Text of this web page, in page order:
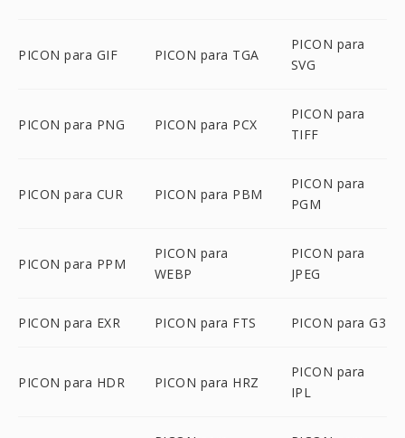
PICON para GIF PICON para TGA
PICON para
SVG
PICON para PNG PICON para PCX
PICON para
TIFF
PICON para CUR PICON para PBM
PICON para
PGM
PICON para PPM
PICON para
WEBP
PICON para
JPEG
PICON para EXR PICON para FTS PICON para G3
PICON para HDR PICON para HRZ
PICON para
IPL